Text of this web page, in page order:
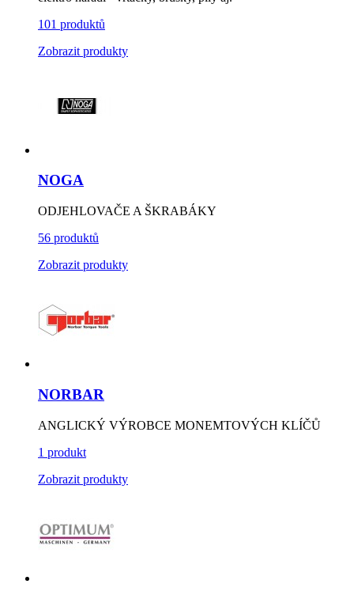
101 produktů
Zobrazit produkty
NOGA
ODJEHLOVAČE A ŠKRABÁKY
56 produktů
Zobrazit produkty
NORBAR
ANGLICKÝ VÝROBCE MONEMTOVÝCH KLÍČŮ
1 produkt
Zobrazit produkty